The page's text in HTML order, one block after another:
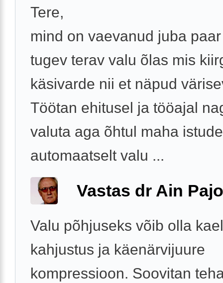
Tere,
mind on vaevanud juba
tugev terav valu õlas mis
käsivarde nii et näpud
Töötan ehitusel ja tööajal
valuta aga õhtul maha
automaatselt valu ...
Vastas dr Ain
Valu põhjuseks võib olla
kahjustus ja käenärvijuure
kompressioon. Soovitan